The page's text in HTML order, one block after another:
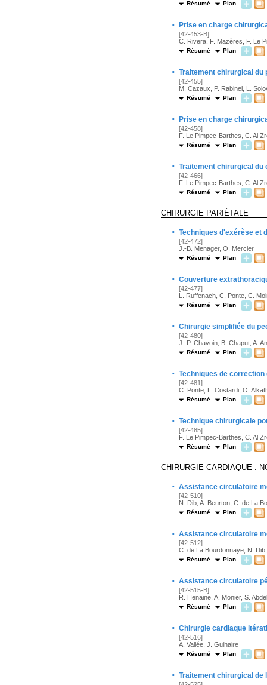
Résumé Plan
· Prise en charge
[42-453-B]
C. Rivera, F. Mazères, F. Le
Résumé Plan
· Traitement chirurgical du
[42-455]
M. Cazaux, P. Rabinel, L.
Résumé Plan
· Prise en charge
[42-458]
F. Le Pimpec-Barthes, C. Al
Résumé Plan
· Traitement chirurgical du
[42-466]
F. Le Pimpec-Barthes, C. Al
Résumé Plan
CHIRURGIE PARIÉTALE
· Techniques d'exérèse et
[42-472]
J.-B. Menager, O. Mercier
Résumé Plan
· Couverture
[42-477]
L. Ruffenach, C. Ponte, C.
Résumé Plan
· Chirurgie simplifiée du
[42-480]
J.-P. Chavoin, B. Chaput, A.
Résumé Plan
· Techniques de
[42-481]
C. Ponte, L. Costardi, O.
Résumé Plan
· Technique chirurgicale
[42-485]
F. Le Pimpec-Barthes, C. Al
Résumé Plan
CHIRURGIE CARDIAQUE :
· Assistance circulatoire
[42-510]
N. Dib, A. Beurton, C. de La
Résumé Plan
· Assistance circulatoire
[42-512]
C. de La Bourdonnaye, N.
Résumé Plan
· Assistance circulatoire
[42-515-B]
R. Henaine, A. Monier, S.
Résumé Plan
· Chirurgie cardiaque
[42-516]
A. Vallée, J. Guihaire
Résumé Plan
· Traitement chirurgical de